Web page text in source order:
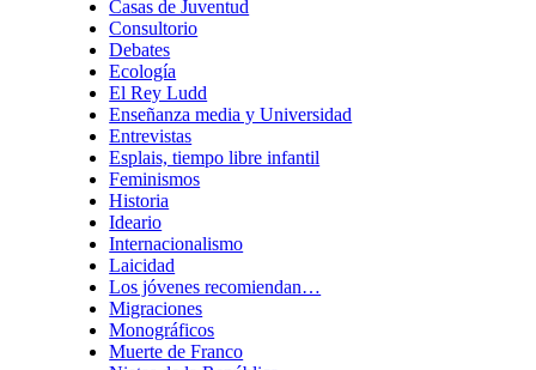
Casas de Juventud
Consultorio
Debates
Ecología
El Rey Ludd
Enseñanza media y Universidad
Entrevistas
Esplais, tiempo libre infantil
Feminismos
Historia
Ideario
Internacionalismo
Laicidad
Los jóvenes recomiendan…
Migraciones
Monográficos
Muerte de Franco